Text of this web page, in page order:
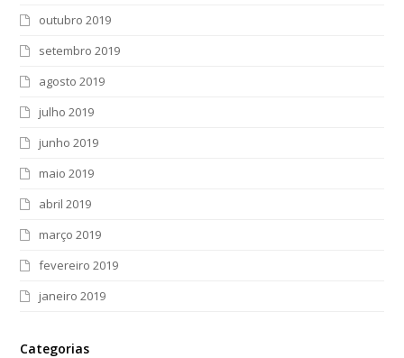
outubro 2019
setembro 2019
agosto 2019
julho 2019
junho 2019
maio 2019
abril 2019
março 2019
fevereiro 2019
janeiro 2019
Categorias